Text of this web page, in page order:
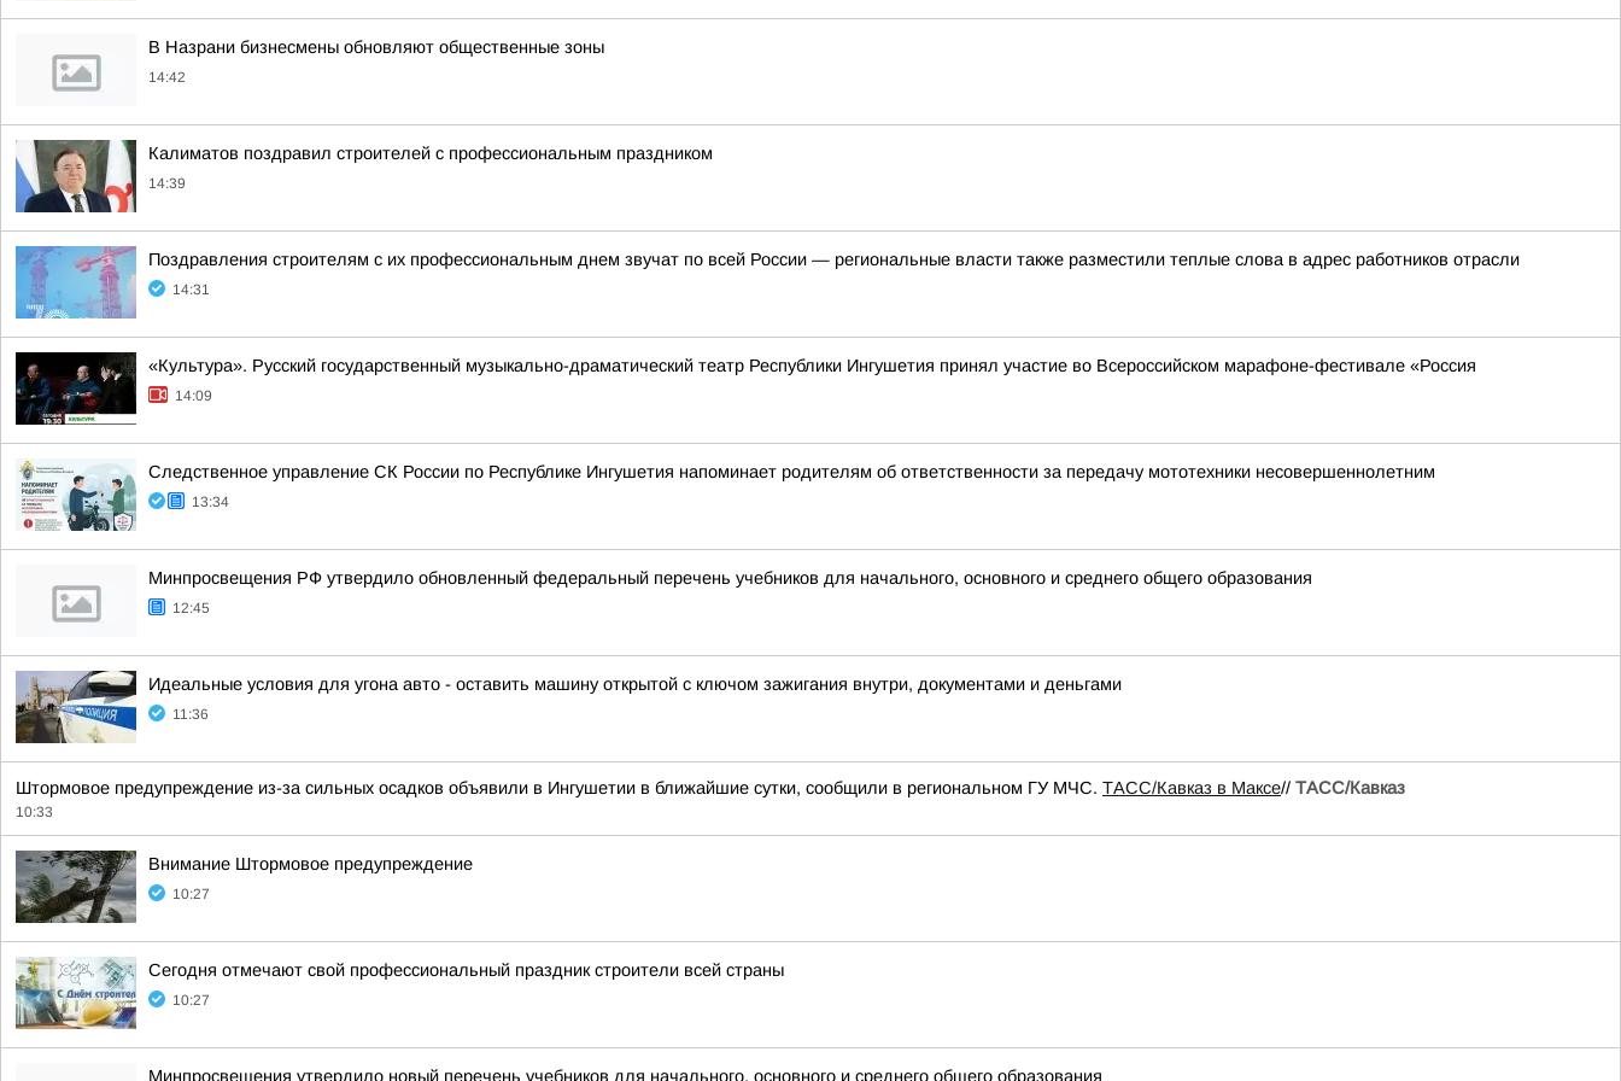
В Назрани бизнесмены обновляют общественные зоны
14:42
Калиматов поздравил строителей с профессиональным праздником
14:39
Поздравления строителям с их профессиональным днем звучат по всей России — региональные власти также разместили теплые слова в адрес работников отрасли
14:31
«Культура». Русский государственный музыкально-драматический театр Республики Ингушетия принял участие во Всероссийском марафоне-фестивале «Россия
14:09
Следственное управление СК России по Республике Ингушетия напоминает родителям об ответственности за передачу мототехники несовершеннолетним
13:34
Минпросвещения РФ утвердило обновленный федеральный перечень учебников для начального, основного и среднего общего образования
12:45
Идеальные условия для угона авто - оставить машину открытой с ключом зажигания внутри, документами и деньгами
11:36
Штормовое предупреждение из-за сильных осадков объявили в Ингушетии в ближайшие сутки, сообщили в региональном ГУ МЧС. ТАСС/Кавказ в Максе// ТАСС/Кавказ
10:33
Внимание Штормовое предупреждение
10:27
Сегодня отмечают свой профессиональный праздник строители всей страны
10:27
Минпросвещения утвердило новый перечень учебников для начального, основного и среднего общего образования